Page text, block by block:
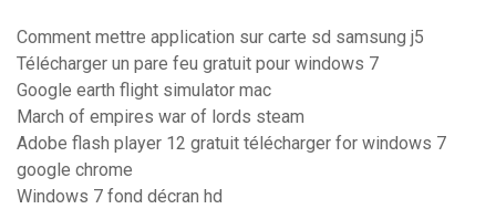
Comment mettre application sur carte sd samsung j5
Télécharger un pare feu gratuit pour windows 7
Google earth flight simulator mac
March of empires war of lords steam
Adobe flash player 12 gratuit télécharger for windows 7
google chrome
Windows 7 fond décran hd